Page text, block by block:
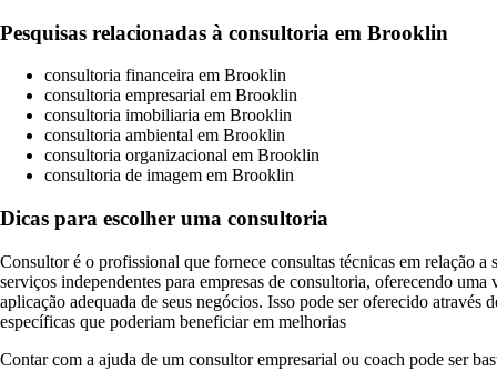
Pesquisas relacionadas à consultoria em Brooklin
consultoria financeira em Brooklin
consultoria empresarial em Brooklin
consultoria imobiliaria em Brooklin
consultoria ambiental em Brooklin
consultoria organizacional em Brooklin
consultoria de imagem em Brooklin
Dicas para escolher uma consultoria
Consultor é o profissional que fornece consultas técnicas em relação
serviços independentes para empresas de consultoria, oferecendo
aplicação adequada de seus negócios. Isso pode ser oferecido através
específicas que poderiam beneficiar em melhorias
Contar com a ajuda de um consultor empresarial ou coach pode ser